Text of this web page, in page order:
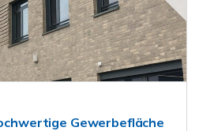
Gewerbefläche